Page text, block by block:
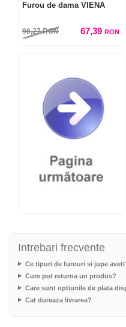
Furou de dama VIENA
96,27RON 67,39 RON
Intrebari frecvente
Ce tipuri de furouri si jupe
Cum pot returna un produs?
Care sunt optiunile de plata
Cat dureaza livrarea?